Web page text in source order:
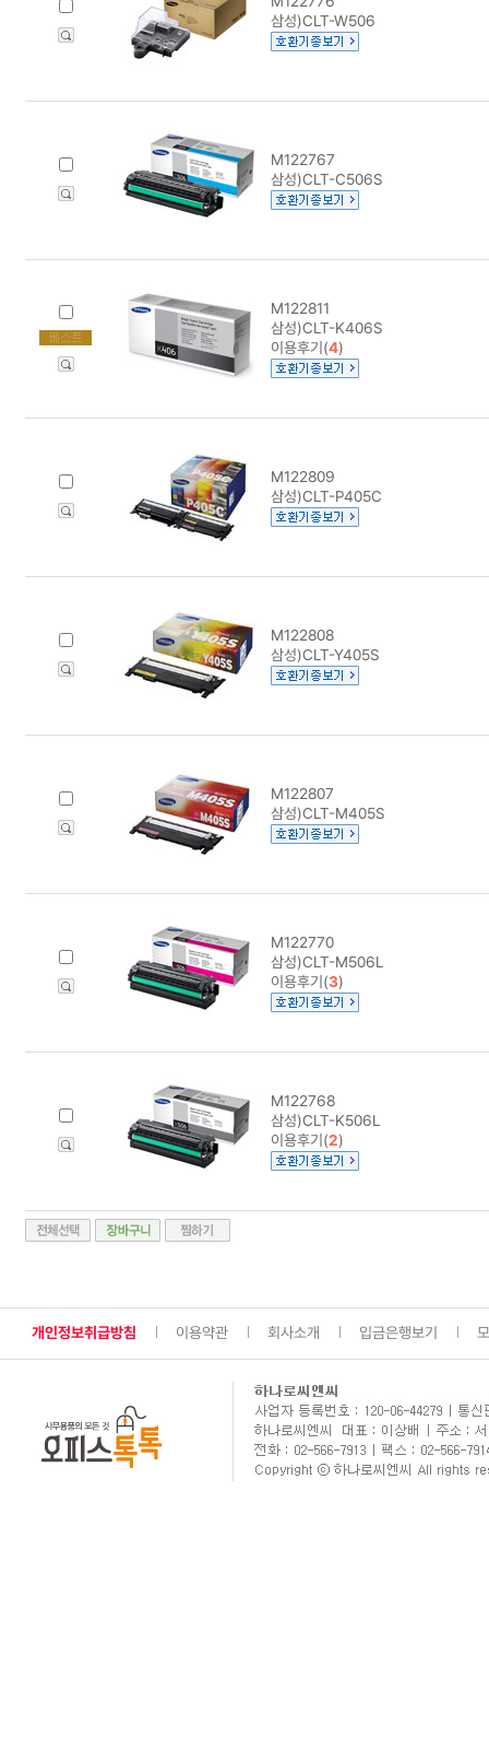
삼성)CLT-W506
M122767
삼성)CLT-C506S
M122811
삼성)CLT-K406S
이용후기(4)
M122809
삼성)CLT-P405C
M122808
삼성)CLT-Y405S
M122807
삼성)CLT-M405S
M122770
삼성)CLT-M506L
이용후기(3)
M122768
삼성)CLT-K506L
이용후기(2)
개인정보취급방침 이용약관 회사소개 입금은행보기